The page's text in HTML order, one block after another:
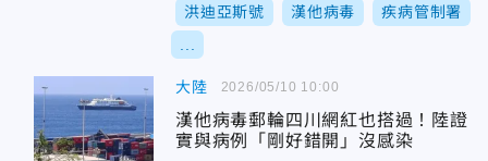
洪迪亞斯號 漢他病毒 疾病管制署
大陸
漢他病毒郵輪四川網紅也搭過！陸證
實與病例「剛好錯開」沒感染
2026/05/10 10:00